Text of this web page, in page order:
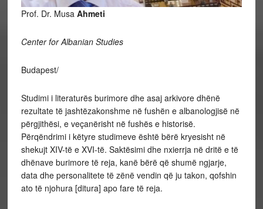
Prof. Dr. Musa Ahmeti
Center for Albanian Studies
Budapest/
Studimi i literaturës burimore dhe asaj arkivore dhënë
rezultate të jashtëzakonshme në fushën e albanologjisë në
përgjithësi, e veçanërisht në fushës e historisë.
Përqëndrimi i këtyre studimeve është bërë kryesisht në
shekujt XIV-të e XVI-të. Saktësimi dhe nxierrja në dritë e të
dhënave burimore të reja, kanë bërë që shumë ngjarje,
data dhe personalitete të zënë vendin që ju takon, qofshin
ato të njohura [ditura] apo fare të reja.